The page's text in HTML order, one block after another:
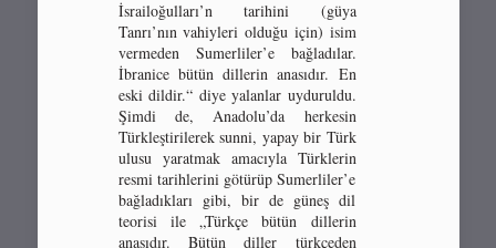
İsrailoğulları’n tarihini (güya
Tanrı’nın vahiyleri olduğu için) isim
vermeden Sumerliler’e bağladılar.
İbranice bütün dillerin anasıdır. En
eski dildir.“ diye yalanlar uyduruldu.
Şimdi de, Anadolu’da herkesin
Türkleştirilerek sunni, yapay bir Türk
ulusu yaratmak amacıyla Türklerin
resmi tarihlerini götürüp Sumerliler’e
bağladıkları gibi, bir de güneş dil
teorisi ile „Türkçe bütün dillerin
anasıdır. Bütün diller türkçeden